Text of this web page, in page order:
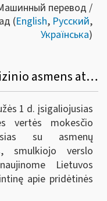
перевод /
(English, Русский,
Українська)
Dėl Lietuvos Respublikos fizinio asmens atmintinės apie Pridėtinės vertės mokestį atnaujinimo
1 d. įsigaliojusias
vertės mokesčio
su asmenų
smulkiojo verslo
Lietuvos
apie pridėtinės